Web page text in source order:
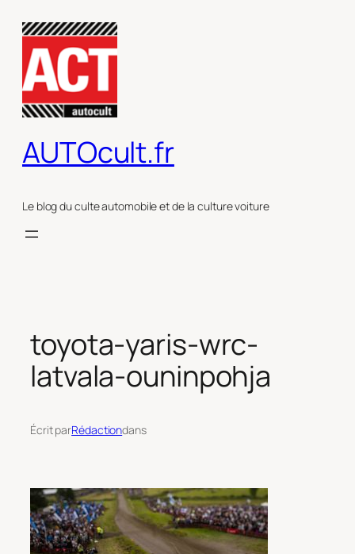
contenu
AUTOcult.fr
Le blog du culte automobile et de la culture voiture
toyota-yaris-wrc-
latvala-ouninpohja
Écrit parRédactiondans